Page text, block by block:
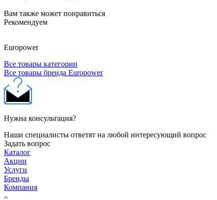
Вам также может понравиться
Рекомендуем
Europower
Все товары категории
Все товары бренда Europower
Нужна консультация?
Наши специалисты ответят на любой интересующий вопрос
Задать вопрос
Каталог
Акции
Услуги
Бренды
Компания